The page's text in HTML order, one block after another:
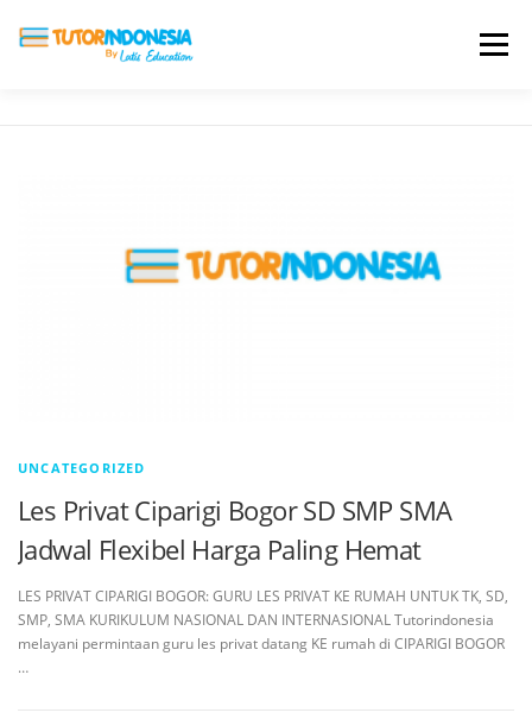
Menu
UNCATEGORIZED
Les Privat Ciparigi Bogor SD SMP SMA
Jadwal Flexibel Harga Paling Hemat
LES PRIVAT CIPARIGI BOGOR: GURU LES PRIVAT KE RUMAH UNTUK TK, SD,
SMP, SMA KURIKULUM NASIONAL DAN INTERNASIONAL Tutorindonesia
melayani permintaan guru les privat datang KE rumah di CIPARIGI BOGOR
…